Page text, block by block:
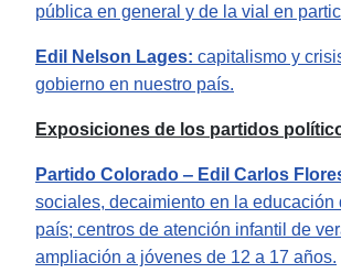
pública en general y de la vial en
Edil Nelson Lages: capitalismo y
gobierno en nuestro país.
Exposiciones de los partidos
Partido Colorado ‒ Edil Carlos
sociales, decaimiento en la educación
país; centros de atención infantil de
ampliación a jóvenes de 12 a 17 años.